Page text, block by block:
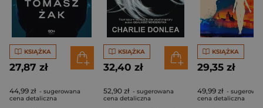
KSIĄŻKA
27,87 zł
44,99 zł - sugerowana
cena detaliczna
KSIĄŻKA
32,40 zł
52,90 zł - sugerowana
cena detaliczna
KSIĄŻKA
29,35 zł
49,99 zł -
cena detaliczna